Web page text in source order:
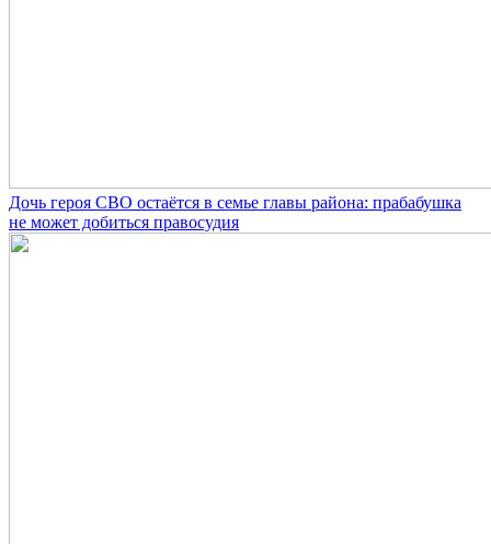
Дочь героя СВО остаётся в семье главы района: прабабушка
не может добиться правосудия